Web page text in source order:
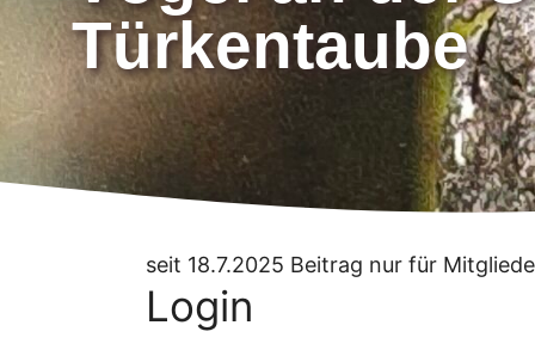
Türkentaube
seit 18.7.2025 Beitrag nur für
Login